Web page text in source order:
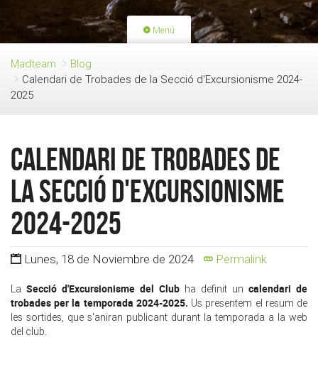
Menú
PORTADA
LICENCIAS RENOVACIÓN CUOTA
Madteam
Blog
Calendari de Trobades de la Secció d'Excursionisme 2024-
2025
Calendari de Trobades de
la Secció d'Excursionisme
2024-2025
Lunes, 18 de Noviembre de 2024 Permalink
La Secció d'Excursionisme del Club ha definit un calendari de
trobades per la temporada 2024-2025. Us presentem el resum de
les sortides, que s'aniran publicant durant la temporada a la web
del club.